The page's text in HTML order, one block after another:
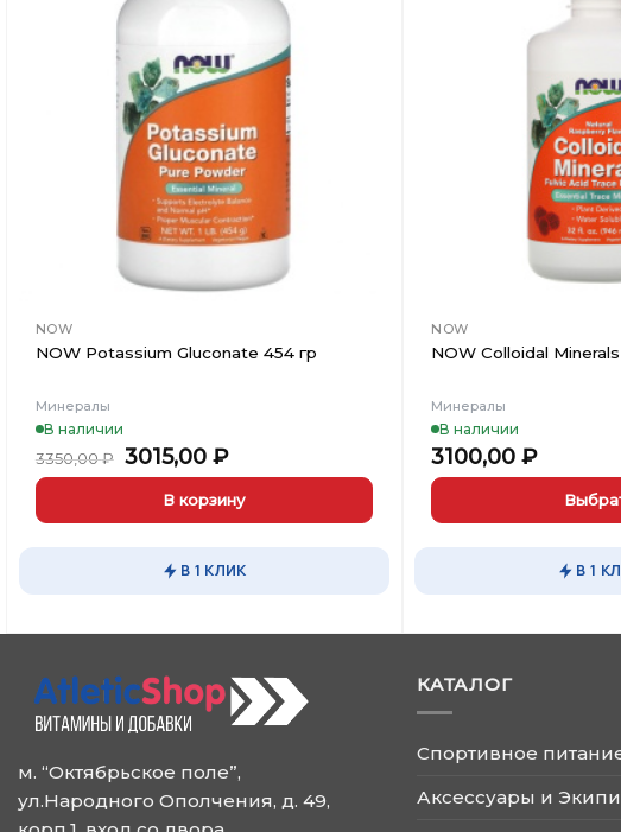
NOW
NOW Potassium Gluconate 454 гр
Минералы
В наличии
3350,00₽ Первоначальная
цена
составляла
3350,00 ₽.
3015,00 ₽Текущая
цена:
3015,00 ₽.
В корзину
В 1 КЛИК
NOW
NOW Colloidal
Минералы
В наличии
3100,00₽
вариаций.
можно
выбрать
странице
В 1
м. “Октябрьское поле”,
ул.Народного Ополчения, д. 49,
КАТАЛОГ
Спортивное
Аксессуары и